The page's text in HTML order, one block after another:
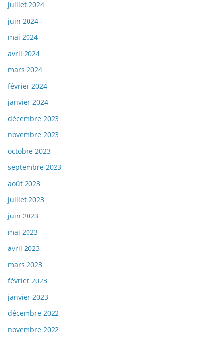
juillet 2024
juin 2024
mai 2024
avril 2024
mars 2024
février 2024
janvier 2024
décembre 2023
novembre 2023
octobre 2023
septembre 2023
août 2023
juillet 2023
juin 2023
mai 2023
avril 2023
mars 2023
février 2023
janvier 2023
décembre 2022
novembre 2022